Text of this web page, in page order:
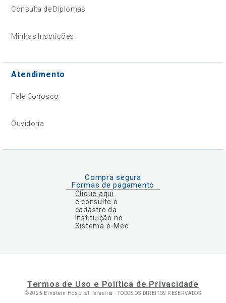
Consulta de Diplomas
Minhas Inscrições
Atendimento
Fale Conosco
Ouvidoria
Compra segura
Formas de pagamento
Clique aqui
e consulte o
cadastro da
Instituição no
Sistema e-Mec
Termos de Uso e Política de Privacidade
©2025 Einstein Hospital Israelita -TODOS OS DIREITOS RESERVADOS